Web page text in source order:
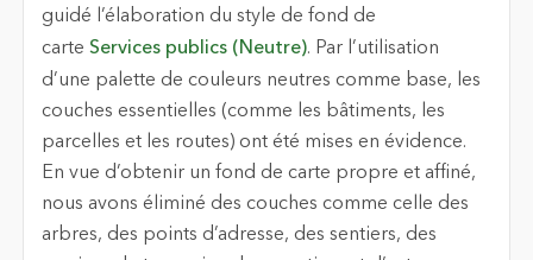
guidé l’élaboration du style de fond de
carte Services publics (Neutre). Par l’utilisation
d’une palette de couleurs neutres comme base, les
couches essentielles (comme les bâtiments, les
parcelles et les routes) ont été mises en évidence.
En vue d’obtenir un fond de carte propre et affiné,
nous avons éliminé des couches comme celle des
arbres, des points d’adresse, des sentiers, des